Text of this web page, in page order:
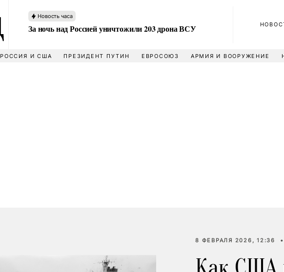
Новость часа
За ночь над Россией уничтожили 203 дрона ВСУ
РОССИЯ И США ПРЕЗИДЕНТ ПУТИН ЕВРОСОЮЗ АРМИЯ И ВООРУЖЕНИЕ
8 ФЕВРАЛЯ 2026, 12:36 •